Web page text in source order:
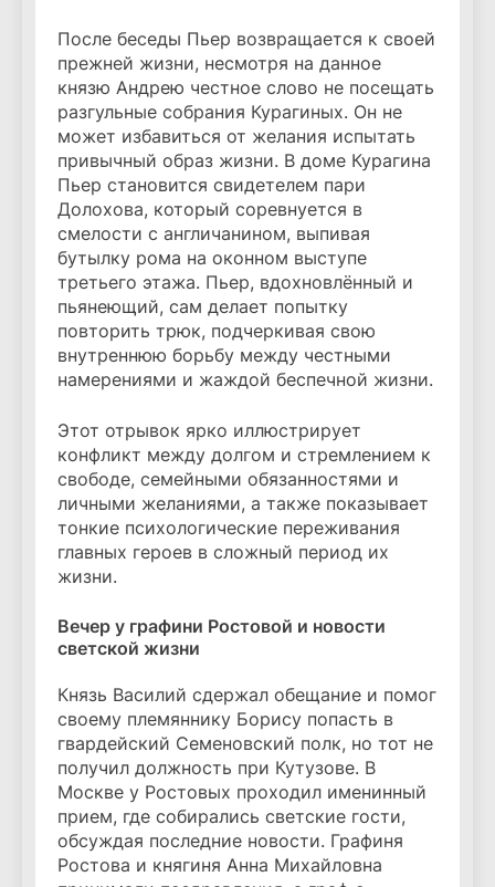
После беседы Пьер возвращается к своей
прежней жизни, несмотря на данное
князю Андрею честное слово не посещать
разгульные собрания Курагиных. Он не
может избавиться от желания испытать
привычный образ жизни. В доме Курагина
Пьер становится свидетелем пари
Долохова, который соревнуется в
смелости с англичанином, выпивая
бутылку рома на оконном выступе
третьего этажа. Пьер, вдохновлённый и
пьянеющий, сам делает попытку
повторить трюк, подчеркивая свою
внутреннюю борьбу между честными
намерениями и жаждой беспечной жизни.
Этот отрывок ярко иллюстрирует
конфликт между долгом и стремлением к
свободе, семейными обязанностями и
личными желаниями, а также показывает
тонкие психологические переживания
главных героев в сложный период их
жизни.
Вечер у графини Ростовой и новости
светской жизни
Князь Василий сдержал обещание и помог
своему племяннику Борису попасть в
гвардейский Семеновский полк, но тот не
получил должность при Кутузове. В
Москве у Ростовых проходил именинный
прием, где собирались светские гости,
обсуждая последние новости. Графиня
Ростова и княгиня Анна Михайловна